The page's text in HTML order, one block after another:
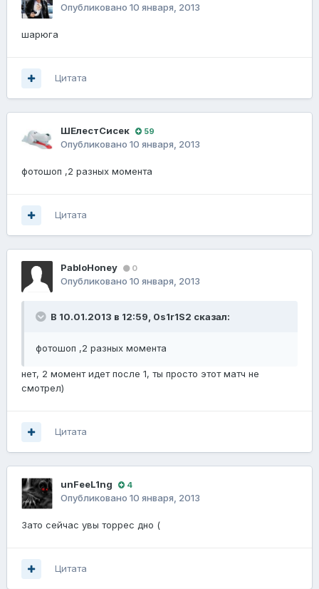
Опубликовано 10 января, 2013
шарюга
Цитата
ШЕлестСисек 59
Опубликовано 10 января, 2013
фотошоп ,2 разных момента
Цитата
PabloHoney 0
Опубликовано 10 января, 2013
В 10.01.2013 в 12:59, 0s1r1S2 сказал:
фотошоп ,2 разных момента
нет, 2 момент идет после 1, ты просто этот матч не
смотрел)
Цитата
unFeeL1ng 4
Опубликовано 10 января, 2013
Зато сейчас увы торрес дно (
Цитата